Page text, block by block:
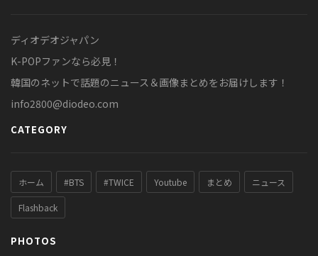
ディオデオジャパン
K-POPファンなら必見！
韓国のネットで話題のニュース＆画像まとめをお届けします！
info2800@diodeo.com
CATEGORY
ホーム #BTS #TWICE Youtube まとめ ニュース
Flashback
PHOTOS